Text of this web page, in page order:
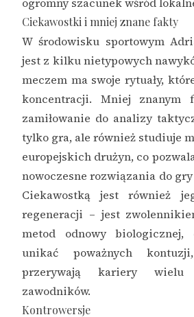
Ciekawostki i mniej znane fakty
W środowisku sportowym
jest z kilku nietypowych
meczem ma swoje rytuały,
koncentracji. Mniej znanym
zamiłowanie do analizy
tylko gra, ale również studiuje
europejskich drużyn, co
nowoczesne rozwiązania do gry
Ciekawostką jest również
regeneracji – jest
metod odnowy
unikać poważnych
przerywają kariery wielu
zawodników.
Kontrowersje